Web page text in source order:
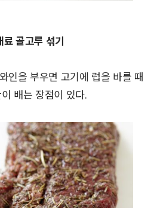
료 골고루 섞기
인을 부우면 고기에 럽을 바를 때
배는 장점이 있다.